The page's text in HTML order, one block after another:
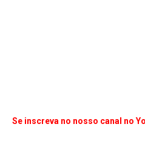
Se inscreva no nosso canal no